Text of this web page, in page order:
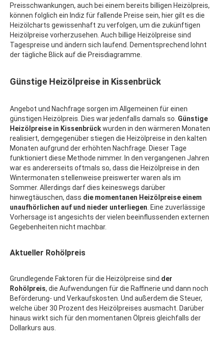
Preisschwankungen, auch bei einem bereits billigen Heizölpreis,
können folglich ein Indiz für fallende Preise sein, hier gilt es die
Heizölcharts gewissenhaft zu verfolgen, um die zukünftigen
Heizölpreise vorherzusehen. Auch billige Heizölpreise sind
Tagespreise und ändern sich laufend. Dementsprechend lohnt
der tägliche Blick auf die Preisdiagramme.
Günstige Heizölpreise in Kissenbrück
Angebot und Nachfrage sorgen im Allgemeinen für einen
günstigen Heizölpreis. Dies war jedenfalls damals so. Günstige
Heizölpreise in Kissenbrückwurden in den wärmeren Monaten
realisiert, demgegenüber stiegen die Heizölpreise in den kalten
Monaten aufgrund der erhöhten Nachfrage. Dieser Tage
funktioniert diese Methode nimmer. In den vergangenen Jahren
war es andererseits oftmals so, dass die Heizölpreise in den
Wintermonaten stellenweise preiswerter waren als im
Sommer. Allerdings darf dies keineswegs darüber
hinwegtäuschen, dass die momentanen Heizölpreise einem
unaufhörlichen auf und nieder unterliegen . Eine zuverlässige
Vorhersage ist angesichts der vielen beeinflussenden externen
Gegebenheiten nicht machbar.
Aktueller Rohölpreis
Grundlegende Faktoren für die Heizölpreise sind der
Rohölpreis, die Aufwendungen für die Raffinerie und dann noch
Beförderung- und Verkaufskosten. Und außerdem die Steuer,
welche über 30 Prozent des Heizölpreises ausmacht. Darüber
hinaus wirkt sich für den momentanen Ölpreis gleichfalls der
Dollarkurs aus.